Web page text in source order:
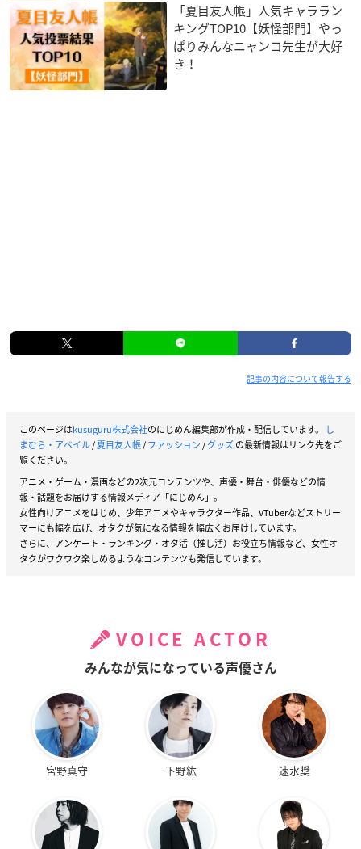
「夏目友人帳」人気キャララン
キングTOP10【妖怪部門】やっ
ぱりみんなニャンコ先生が大好
き！
記事の内容について報告する
このページはkusuguru株式会社のにじめん編集部が作成・配信しています。
し
まむら・アベイル/夏目友人帳/ファッション/グッズの最新情報はリンク先をご
覧ください。
アニメ・ゲーム・漫画などの2次元コンテンツや、声優・舞台・俳優などの情
報・話題をお届けする情報メディア「にじめん」。
女性向けアニメをはじめ、少年アニメやキャラクター作品、VTuberなどストリー
マーにも幅を広げ、オタクが気になる情報を幅広くお届けしています。
さらに、アンケート・ランキング・オタ活（推し活）お役立ち情報など、女性オ
タクがワクワク楽しめるようなコンテンツも発信しています。
VOICE ACTOR
みんなが気になっている声優さん
宮野真守 下野紘 速水奨